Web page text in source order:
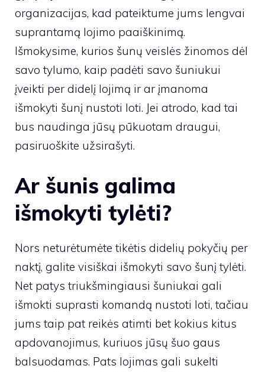
organizacijas, kad pateiktume jums lengvai
suprantamą lojimo paaiškinimą.
Išmokysime, kurios šunų veislės žinomos dėl
savo tylumo, kaip padėti savo šuniukui
įveikti per didelį lojimą ir ar įmanoma
išmokyti šunį nustoti loti. Jei atrodo, kad tai
bus naudinga jūsų pūkuotam draugui,
pasiruoškite užsirašyti.
Ar šunis galima
išmokyti tylėti?
Nors neturėtumėte tikėtis didelių pokyčių per
naktį, galite visiškai išmokyti savo šunį tylėti.
Net patys triukšmingiausi šuniukai gali
išmokti suprasti komandą nustoti loti, tačiau
jums taip pat reikės atimti bet kokius kitus
apdovanojimus, kuriuos jūsų šuo gaus
balsuodamas. Pats lojimas gali sukelti